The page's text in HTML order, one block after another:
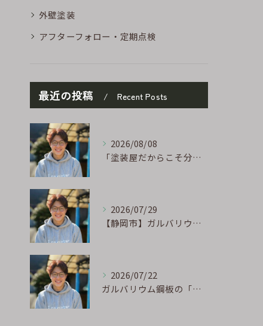
外壁塗装
アフターフォロー・定期点検
最近の投稿 Recent Posts
2026/08/08
「塗装屋だからこそ分かる防水の話」〜下地処理が寿命を決める〜
2026/07/29
【静岡市】ガルバリウム外壁のサビ補修｜タッチアップ塗装の手順を職人が解説
2026/07/22
ガルバリウム鋼板の「傷」と「チョーキング」、実は深くつながっています